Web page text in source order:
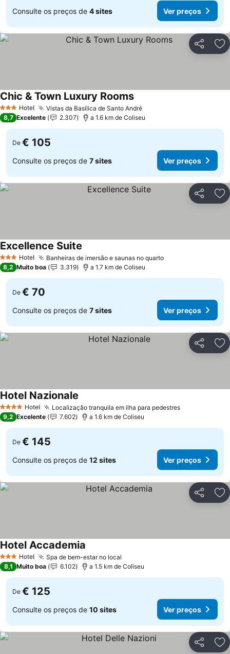
Consulte os preços de 4 sites Ver preços
Partilhar
3 EstrelasHotel Vistas da Basílica de Santo André
Chic & Town Luxury Rooms
8,7 Excelente 2.307 a 1.6 km de Coliseu
De € 105
Consulte os preços de 7 sites Ver preços
Partilhar
3 EstrelasHotel Banheiras de imersão e saunas no quarto
Excellence Suite
8,2 Muito boa 3.319 a 1.7 km de Coliseu
De € 70
Consulte os preços de 7 sites Ver preços
Partilhar
4 EstrelasHotel Localização tranquila em ilha para pedestres
Hotel Nazionale
9,2 Excelente 7.602 a 1.6 km de Coliseu
De € 145
Consulte os preços de 12 sites Ver preços
Partilhar
3 EstrelasHotel Spa de bem-estar no local
Hotel Accademia
8,1 Muito boa 6.102 a 1.5 km de Coliseu
De € 125
Consulte os preços de 10 sites Ver preços
Partilhar